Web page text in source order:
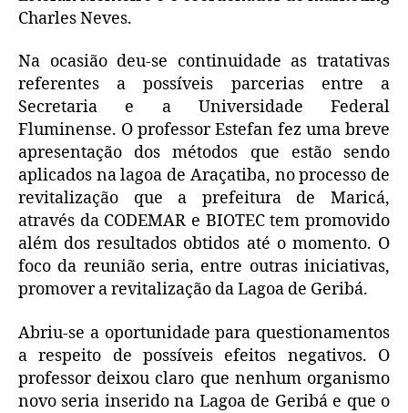
Charles Neves.
Na ocasião deu-se continuidade as tratativas
referentes a possíveis parcerias entre a
Secretaria e a Universidade Federal
Fluminense. O professor Estefan fez uma breve
apresentação dos métodos que estão sendo
aplicados na lagoa de Araçatiba, no processo de
revitalização que a prefeitura de Maricá,
através da CODEMAR e BIOTEC tem promovido
além dos resultados obtidos até o momento. O
foco da reunião seria, entre outras iniciativas,
promover a revitalização da Lagoa de Geribá.
Abriu-se a oportunidade para questionamentos
a respeito de possíveis efeitos negativos. O
professor deixou claro que nenhum organismo
novo seria inserido na Lagoa de Geribá e que o